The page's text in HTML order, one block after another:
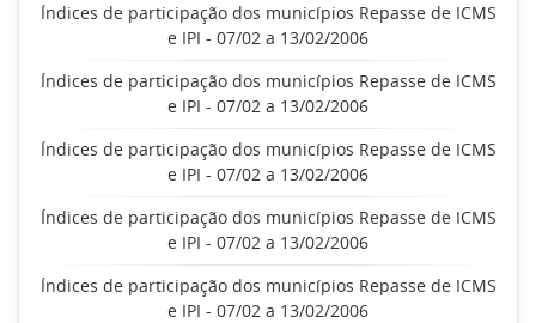
Índices de participação dos municípios Repasse de ICMS
e IPI - 07/02 a 13/02/2006
Índices de participação dos municípios Repasse de ICMS
e IPI - 07/02 a 13/02/2006
Índices de participação dos municípios Repasse de ICMS
e IPI - 07/02 a 13/02/2006
Índices de participação dos municípios Repasse de ICMS
e IPI - 07/02 a 13/02/2006
Índices de participação dos municípios Repasse de ICMS
e IPI - 07/02 a 13/02/2006